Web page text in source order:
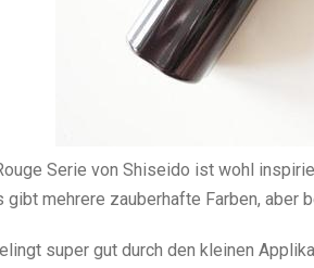
Serie von Shiseido ist wohl
gibt mehrere zauberhafte Farben,
super gut durch den kleinen